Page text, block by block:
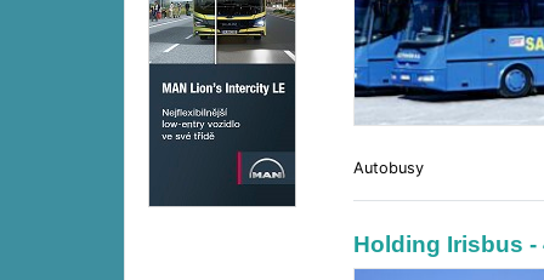
Autobusy
Holding Irisbus